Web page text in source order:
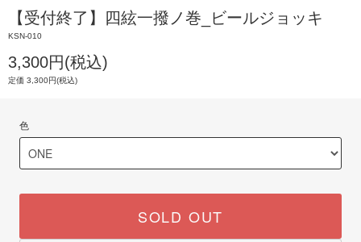
【受付終了】四絃一撥ノ巻_ビールジョッキ
KSN-010
3,300円(税込)
定価 3,300円(税込)
色
SOLD OUT